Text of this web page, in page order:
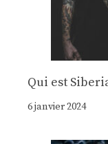
Qui est
6 janvier 2024